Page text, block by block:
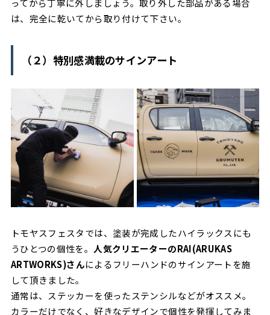
ってから丁寧に外しましょう。取り外した部品がある場合
は、完全に乾いてから取り付けて下さい。
（２）特別感満載のサインアート
トモヤスフェスタでは、塗装が完成したハイラックスにも
うひとつの個性を。 人気クリエーターのRAI(ARUKAS
ARTWORKS)さんによるフリーハンドのサインアートを施
して頂きました。
通常は、ステッカーを使ったステンシルなどがオススメ。
カラーだけでなく、好きなデザインで個性を発揮してみま